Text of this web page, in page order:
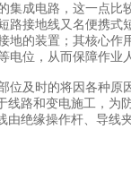
成电路，这一点比
路接地线又名便携
地的装置；其核心
位，从而保障作业
及时的将因各种原
线路和变电施工，为
由绝缘操作杆、导线